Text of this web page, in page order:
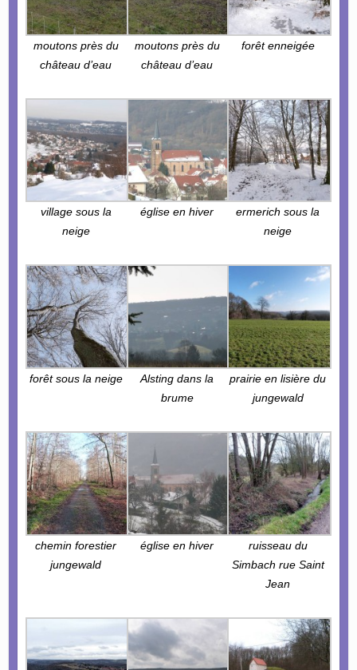
moutons près du
château d’eau
moutons près du
château d’eau
forêt enneigée
village sous la
neige
église en hiver
ermerich sous la
neige
forêt sous la neige
Alsting dans la
brume
prairie en lisière du
jungewald
chemin forestier
jungewald
église en hiver
ruisseau du
Simbach rue Saint
Jean